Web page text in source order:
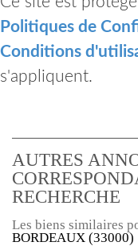
Politiques de
Conditions
s'appliquent.
AUTRES
RECHERCHE
Les biens similaires
BORDEAUX (33000)